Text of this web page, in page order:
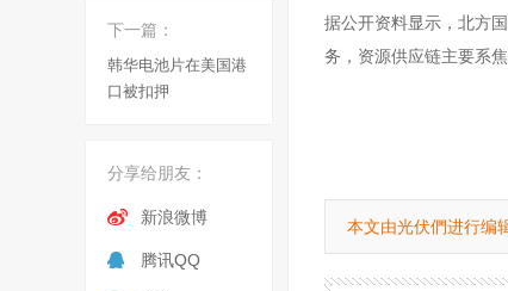
下一篇：
韩华电池片在美国港
口被扣押
分享给朋友：
新浪微博
腾讯QQ
据公开资料显示，北方
务，资源供应链主要系焦
本文由光伏們进行编